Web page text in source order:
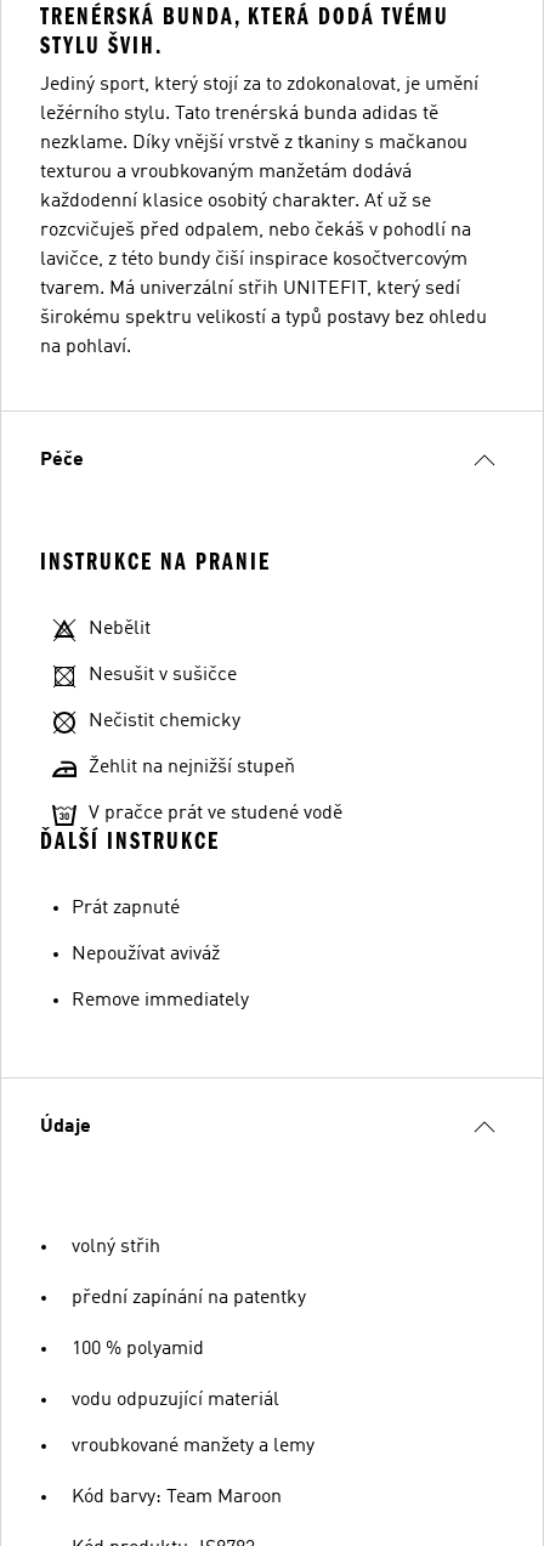
TRENÉRSKÁ BUNDA, KTERÁ DODÁ TVÉMU
STYLU ŠVIH.
Jediný sport, který stojí za to zdokonalovat, je umění
ležérního stylu. Tato trenérská bunda adidas tě
nezklame. Díky vnější vrstvě z tkaniny s mačkanou
texturou a vroubkovaným manžetám dodává
každodenní klasice osobitý charakter. Ať už se
rozcvičuješ před odpalem, nebo čekáš v pohodlí na
lavičce, z této bundy čiší inspirace kosočtvercovým
tvarem. Má univerzální střih UNITEFIT, který sedí
širokému spektru velikostí a typů postavy bez ohledu
na pohlaví.
Péče
INSTRUKCE NA PRANIE
Nebělit
Nesušit v sušičce
Nečistit chemicky
Žehlit na nejnižší stupeň
V pračce prát ve studené vodě
ĎALŠÍ INSTRUKCE
Prát zapnuté
Nepoužívat aviváž
Remove immediately
Údaje
volný střih
přední zapínání na patentky
100 % polyamid
vodu odpuzující materiál
vroubkované manžety a lemy
Kód barvy: Team Maroon